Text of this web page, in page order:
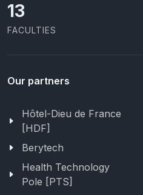
13
FACULTIES
Our partners
Hôtel-Dieu de France
[HDF]
Berytech
Health Technology
Pole [PTS]